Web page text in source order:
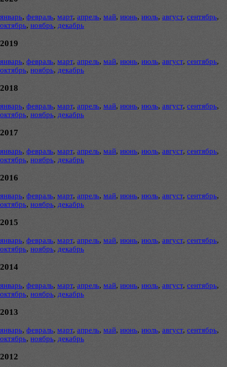
январь, февраль, март, апрель, май, июнь, июль, август, сентябрь,
октябрь, ноябрь, декабрь
2019
январь, февраль, март, апрель, май, июнь, июль, август, сентябрь,
октябрь, ноябрь, декабрь
2018
январь, февраль, март, апрель, май, июнь, июль, август, сентябрь,
октябрь, ноябрь, декабрь
2017
январь, февраль, март, апрель, май, июнь, июль, август, сентябрь,
октябрь, ноябрь, декабрь
2016
январь, февраль, март, апрель, май, июнь, июль, август, сентябрь,
октябрь, ноябрь, декабрь
2015
январь, февраль, март, апрель, май, июнь, июль, август, сентябрь,
октябрь, ноябрь, декабрь
2014
январь, февраль, март, апрель, май, июнь, июль, август, сентябрь,
октябрь, ноябрь, декабрь
2013
январь, февраль, март, апрель, май, июнь, июль, август, сентябрь,
октябрь, ноябрь, декабрь
2012